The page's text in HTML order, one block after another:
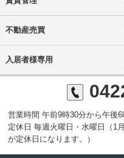
不動産売買
入居者様専用
営業時間 午前9時30分から午後
定休日 毎週火曜日・水曜日（1
が定休日になります。）